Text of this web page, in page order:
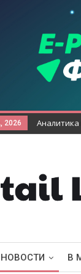
2026
НОВОСТИ В